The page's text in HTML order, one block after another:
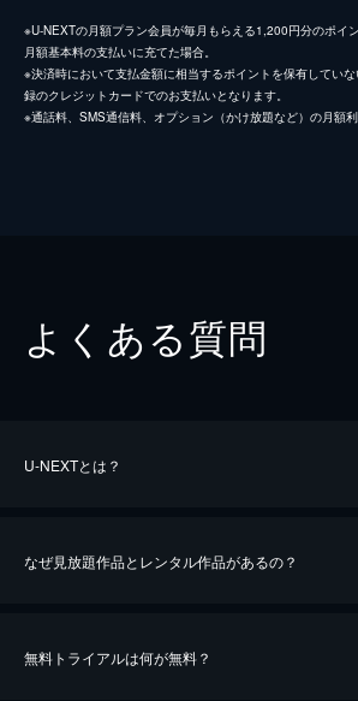
※U-NEXTの月額プラン会員が毎月もらえる1,200円分のポイ
月額基本料の支払いに充てた場合。
※決済時において支払金額に相当するポイントを保有してい
録のクレジットカードでのお支払いとなります。
※通話料、SMS通信料、オプション（かけ放題など）の月額利
よくある質問
U-NEXTとは？
なぜ見放題作品とレンタル作品があるの？
無料トライアルは何が無料？